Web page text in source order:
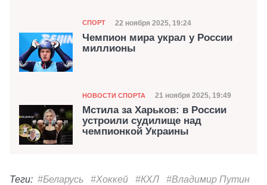
Категория
СПОРТ Дата публикации
22 ноября 2025, 19:24
Чемпион мира украл у России
миллионы
Категория
НОВОСТИ СПОРТА Дата публикации
21 ноября 2025, 19:49
Мстила за Харьков: в России
устроили судилище над
чемпионкой Украины
Теги: #Беларусь #Хоккей #КХЛ
#Владимир Путин